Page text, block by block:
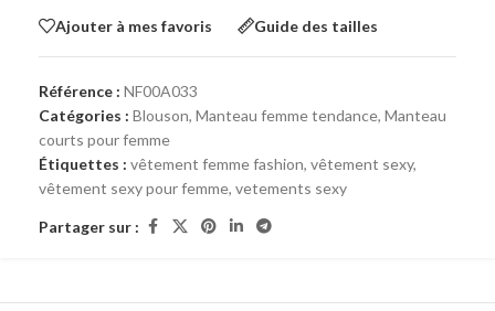
Ajouter à mes favoris Guide des tailles
Référence : NF00A033
Catégories : Blouson, Manteau femme tendance, Manteau
courts pour femme
Étiquettes : vêtement femme fashion, vêtement sexy,
vêtement sexy pour femme, vetements sexy
Partager sur :